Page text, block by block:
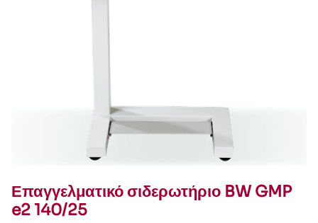
Επαγγελματικό σιδερωτήριο BW GMP
e2 140/25